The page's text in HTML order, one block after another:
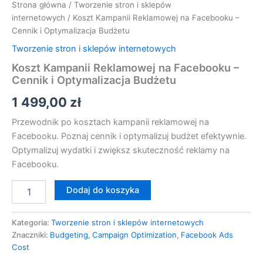
Strona główna / Tworzenie stron i sklepów
internetowych / Koszt Kampanii Reklamowej na Facebooku –
Cennik i Optymalizacja Budżetu
Tworzenie stron i sklepów internetowych
Koszt Kampanii Reklamowej na Facebooku –
Cennik i Optymalizacja Budżetu
1 499,00 zł
Przewodnik po kosztach kampanii reklamowej na
Facebooku. Poznaj cennik i optymalizuj budżet efektywnie.
Optymalizuj wydatki i zwiększ skuteczność reklamy na
Facebooku.
Dodaj do koszyka
Kategoria: Tworzenie stron i sklepów internetowych
Znaczniki: Budgeting, Campaign Optimization, Facebook Ads
Cost